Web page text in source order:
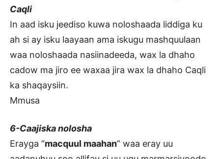
Caqli
In aad isku jeediso kuwa noloshaada liddiga ku
ah si ay isku laayaan ama iskugu mashquulaan
waa noloshaada nasiinadeeda, wax la dhaho
cadow ma jiro ee waxaa jira wax la dhaho Caqli
ka shaqaysiin.
Mmusa
6-Caajiska nolosha
Erayga “macquul maahan” waa eray uu